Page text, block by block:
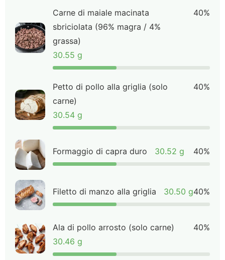
Carne di maiale macinata
sbriciolata (96% magra / 4%
grassa)
30.55 g
40%
Petto di pollo alla griglia (solo
carne)
30.54 g
40%
Formaggio di capra duro 30.52 g 40%
Filetto di manzo alla griglia 30.50 g40%
Ala di pollo arrosto (solo carne)
30.46 g
40%